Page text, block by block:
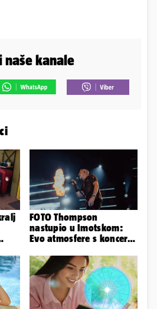
naše kanale
FOTO Thompson
nastupio u Imotskom:
Evo atmosfere s koncerta